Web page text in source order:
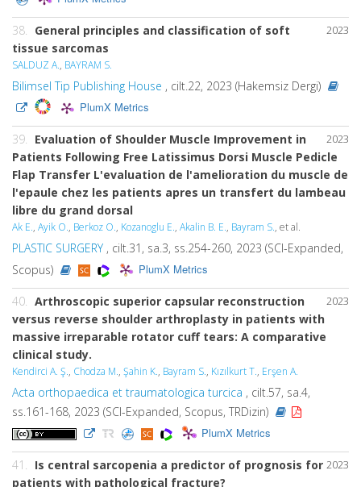
2023
38.
General principles and classification of soft
tissue sarcomas
SALDUZ A., BAYRAM S.
Bilimsel Tip Publishing House , cilt.22, 2023 (Hakemsiz Dergi)
PlumX Metrics
2023
39.
Evaluation of Shoulder Muscle Improvement in
Patients Following Free Latissimus Dorsi Muscle Pedicle
Flap Transfer L'evaluation de l'amelioration du muscle de
l'epaule chez les patients apres un transfert du lambeau
libre du grand dorsal
Ak E., Ayik O., Berkoz O., Kozanoglu E., Akalin B. E., Bayram S., et al.
PLASTIC SURGERY , cilt.31, sa.3, ss.254-260, 2023 (SCI-Expanded,
Scopus)
PlumX Metrics
2023
40.
Arthroscopic superior capsular reconstruction
versus reverse shoulder arthroplasty in patients with
massive irreparable rotator cuff tears: A comparative
clinical study.
Kendirci A. Ş., Chodza M., Şahin K., Bayram S., Kızılkurt T., Erşen A.
Acta orthopaedica et traumatologica turcica , cilt.57, sa.4,
ss.161-168, 2023 (SCI-Expanded, Scopus, TRDizin)
PlumX Metrics
2023
41.
Is central sarcopenia a predictor of prognosis for
patients with pathological fracture?